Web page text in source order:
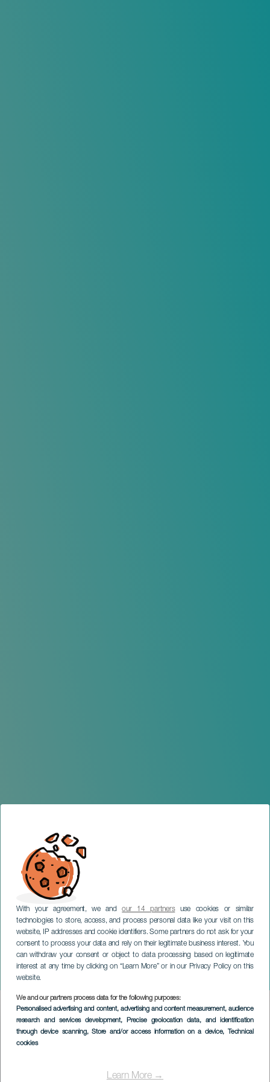
With your agreement, we andour 14 partnersuse cookies or similar
technologies to store, access, and process personal data like your visit on this
website, IP addresses and cookie identifiers. Some partners do not ask for your
consent to process your data and rely on their legitimate business interest. You
can withdraw your consent or object to data processing based on legitimate
interest at any time by clicking on “Learn More” or in our Privacy Policy on this
website.
We and our partners process data for the following purposes:
Personalised advertising and content, advertising and content measurement, audience
research and services development, Precise geolocation data, and identification
through device scanning, Store and/or access information on a device, Technical
cookies
Learn More →
Gibbon
LANZAROTE
Imagen
Listado